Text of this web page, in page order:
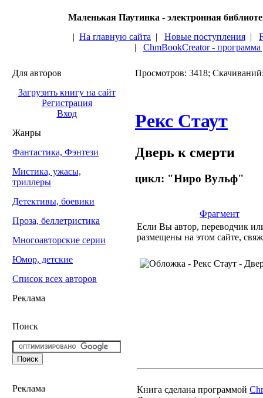
Маленькая Паутинка - электронная
| На главную сайта | Новые поступления |
| ChmBookCreator -
Для авторов
Загрузить книгу на сайт
Регистрация
Вход
Жанры
Фантастика, Фэнтези
Мистика, ужасы,
триллеры
Детективы, боевики
Проза, беллетристика
Многоавторские серии
Юмор, детские
Список всех авторов
Реклама
Поиск
Реклама
Просмотров: 3418;
Рекс Стаут
Дверь к смерти
цикл: "Ниро Вульф"
Фрагмент
Если Вы автор, переводчик
размещены на этом сайте,
Книга сделана программой